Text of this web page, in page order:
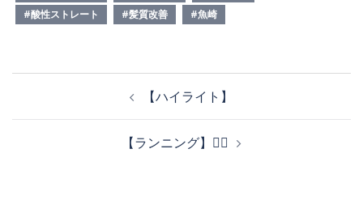
#酸性ストレート
#髪質改善 #魚崎
投
ナ
【ハイライト】
【ランニング】🏃‍♀️